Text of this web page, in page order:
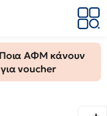
Ποια ΑΦΜ κάνουν
voucher